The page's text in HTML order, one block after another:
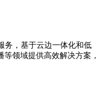
务，基于云边一体化和低
领域提供高效解决方案，